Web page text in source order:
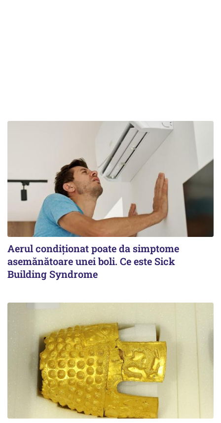
Aerul condiționat poate da simptome
asemănătoare unei boli. Ce este Sick
Building Syndrome